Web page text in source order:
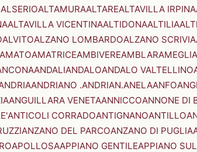
ALSERIOALTAMURAALTAREALTAVILLA IRPINA
ALTAVILLA VICENTINAALTIDONAALTILIA
ALVITOALZANO LOMBARDOALZANO SCRIVIA
AMATOAMATRICEAMBIVEREAMBLARAMEGLIA
ANDALIANDALOANDALO VALTELLINO
ANDRIANO .ANDRIAN.ANELAANFO
ANGUILLARA VENETAANNICCOANNONE DI
ANTICOLI CORRADOANTIGNANOANTILLO
ANZANO DEL PARCOANZANO DI PUGLIA
APOLLOSAAPPIANO GENTILEAPPIANO